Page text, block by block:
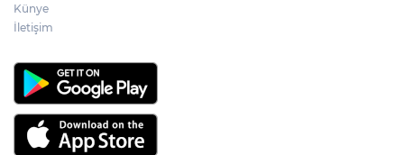
Künye
İletişim